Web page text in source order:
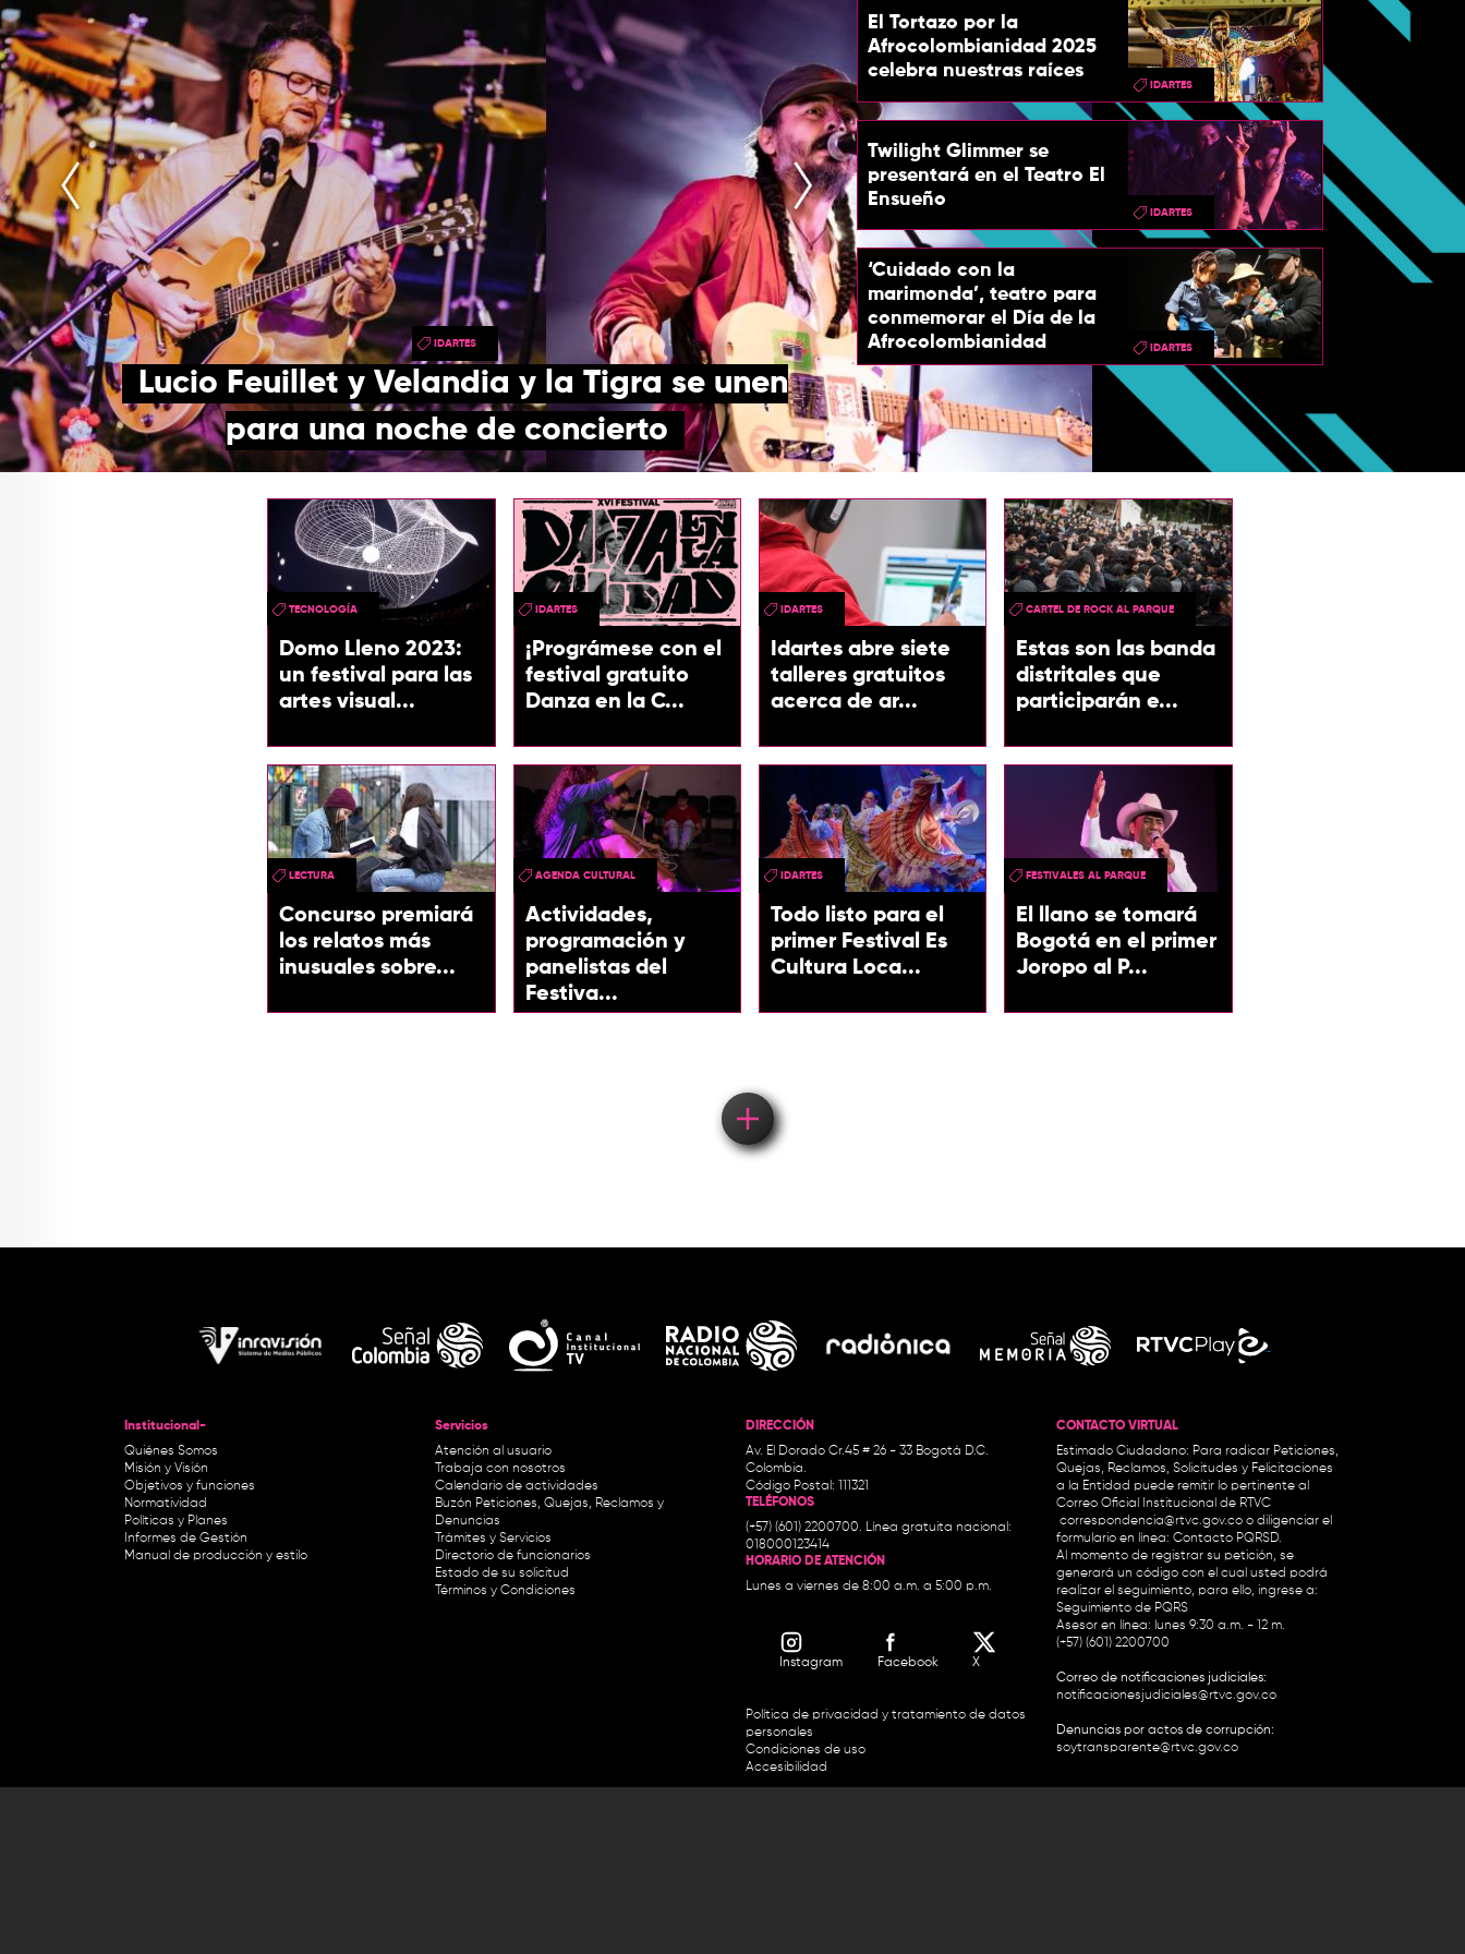
IDARTES
Lucio Feuillet y Velandia y la Tigra se unen
para una noche de concierto
El Tortazo por la
Afrocolombianidad 2025
celebra nuestras raíces
IDARTES
Twilight Glimmer se
presentará en el Teatro El
Ensueño
IDARTES
‘Cuidado con la
marimonda’, teatro para
conmemorar el Día de la
Afrocolombianidad
IDARTES
Domo Lleno 2023:
un festival para las
artes visual...
TECNOLOGÍA
¡Prográmese con el
festival gratuito
Danza en la C...
IDARTES
Idartes abre siete
talleres gratuitos
acerca de ar...
IDARTES
Estas son las banda
distritales que
participarán e...
CARTEL DE ROCK AL PARQUE
Concurso premiará
los relatos más
inusuales sobre...
LECTURA
Actividades,
programación y
panelistas del
Festiva...
AGENDA CULTURAL
Todo listo para el
primer Festival Es
Cultura Loca...
IDARTES
El llano se tomará
Bogotá en el primer
Joropo al P...
FESTIVALES AL PARQUE
Load More
Institucional-
Quiénes Somos
Misión y Visión
Objetivos y funciones
Normatividad
Políticas y Planes
Informes de Gestión
Manual de producción y estilo
Servicios
Atención al usuario
Trabaja con nosotros
Calendario de actividades
Buzón Peticiones, Quejas, Reclamos y
Denuncias
Trámites y Servicios
Directorio de funcionarios
Estado de su solicitud
Términos y Condiciones
DIRECCIÓN
Av. El Dorado Cr.45 # 26 - 33 Bogotá D.C.
Colombia.
Código Postal: 111321
TELÉFONOS
(+57) (601) 2200700. Línea gratuita nacional:
018000123414
HORARIO DE ATENCIÓN
Lunes a viernes de 8:00 a.m. a 5:00 p.m.
Instagram Facebook X
Política de privacidad y tratamiento de datos
personales
Condiciones de uso
Accesibilidad
CONTACTO VIRTUAL
Estimado Ciudadano: Para radicar Peticiones,
Quejas, Reclamos, Solicitudes y Felicitaciones
a la Entidad puede remitir lo pertinente al
Correo Oficial Institucional de RTVC
correspondencia@rtvc.gov.co o diligenciar el
formulario en línea: Contacto PQRSD.
Al momento de registrar su petición, se
generará un código con el cual usted podrá
realizar el seguimiento, para ello, ingrese a:
Seguimiento de PQRS
Asesor en línea: lunes 9:30 a.m. - 12 m.
(+57) (601) 2200700
Correo de notificaciones judiciales:
notificacionesjudiciales@rtvc.gov.co
Denuncias por actos de corrupción:
soytransparente@rtvc.gov.co